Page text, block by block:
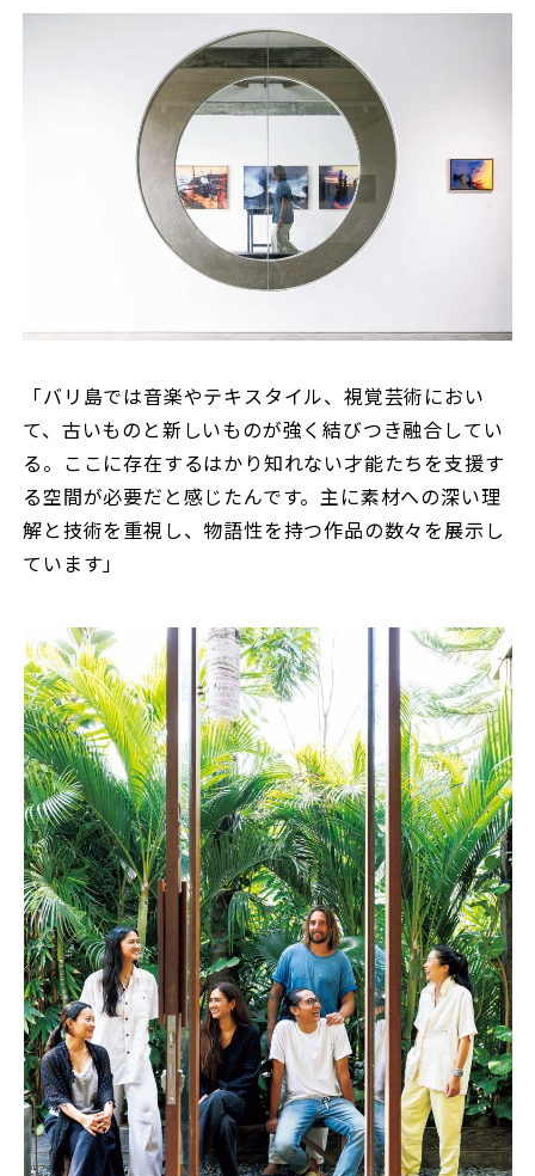
「バリ島では音楽やテキスタイル、視覚芸術におい
て、古いものと新しいものが強く結びつき融合してい
る。ここに存在するはかり知れない才能たちを支援す
る空間が必要だと感じたんです。主に素材への深い理
解と技術を重視し、物語性を持つ作品の数々を展示し
ています」